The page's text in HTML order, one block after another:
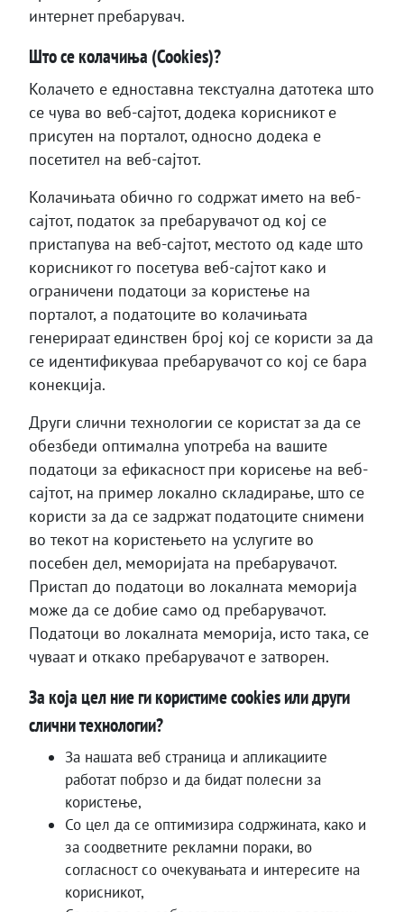
интернет пребарувач.
Што се колачиња (Cookies)?
Колачето е едноставна текстуална датотека што
се чува во веб-сајтот, додека корисникот е
присутен на порталот, односно додека е
посетител на веб-сајтот.
Колачињата обично го содржат името на веб-
сајтот, податок за пребарувачот од кој се
пристапува на веб-сајтот, местото од каде што
корисникот го посетува веб-сајтот како и
ограничени податоци за користење на
порталот, а податоците во колачињата
генерираат единствен број кој се користи за да
се идентификуваа пребарувачот со кој се бара
конекција.
Други слични технологии се користат за да се
обезбеди оптимална употреба на вашите
податоци за ефикасност при корисење на веб-
сајтот, на пример локално складирање, што се
користи за да се задржат податоците снимени
во текот на користењето на услугите во
посебен дел, меморијата на пребарувачот.
Пристап до податоци во локалната меморија
може да се добие само од пребарувачот.
Податоци во локалната меморија, исто така, се
чуваат и откако пребарувачот е затворен.
За која цел ние ги користиме cookies или други
слични технологии?
За нашата веб страница и апликациите
работат побрзо и да бидат полесни за
користење,
Со цел да се оптимизира содржината, како и
за соодветните рекламни пораки, во
согласност со очекувањата и интересите на
корисникот,